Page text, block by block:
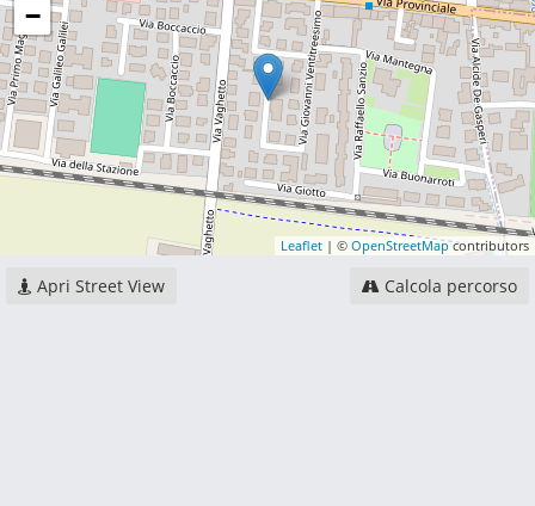
−
Leaflet | © OpenStreetMapcontributors
Apri Street View Calcola percorso